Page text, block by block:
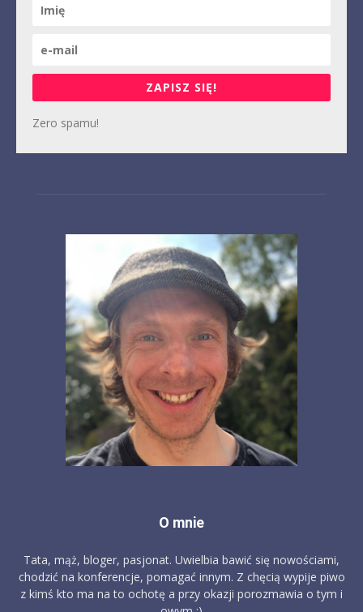
ZAPISZ SIĘ!
Zero spamu!
O mnie
Tata, mąż, bloger, pasjonat. Uwielbia bawić się nowościami,
chodzić na konferencje, pomagać innym. Z chęcią wypije piwo
z kimś kto ma na to ochotę a przy okazji porozmawia o tym i